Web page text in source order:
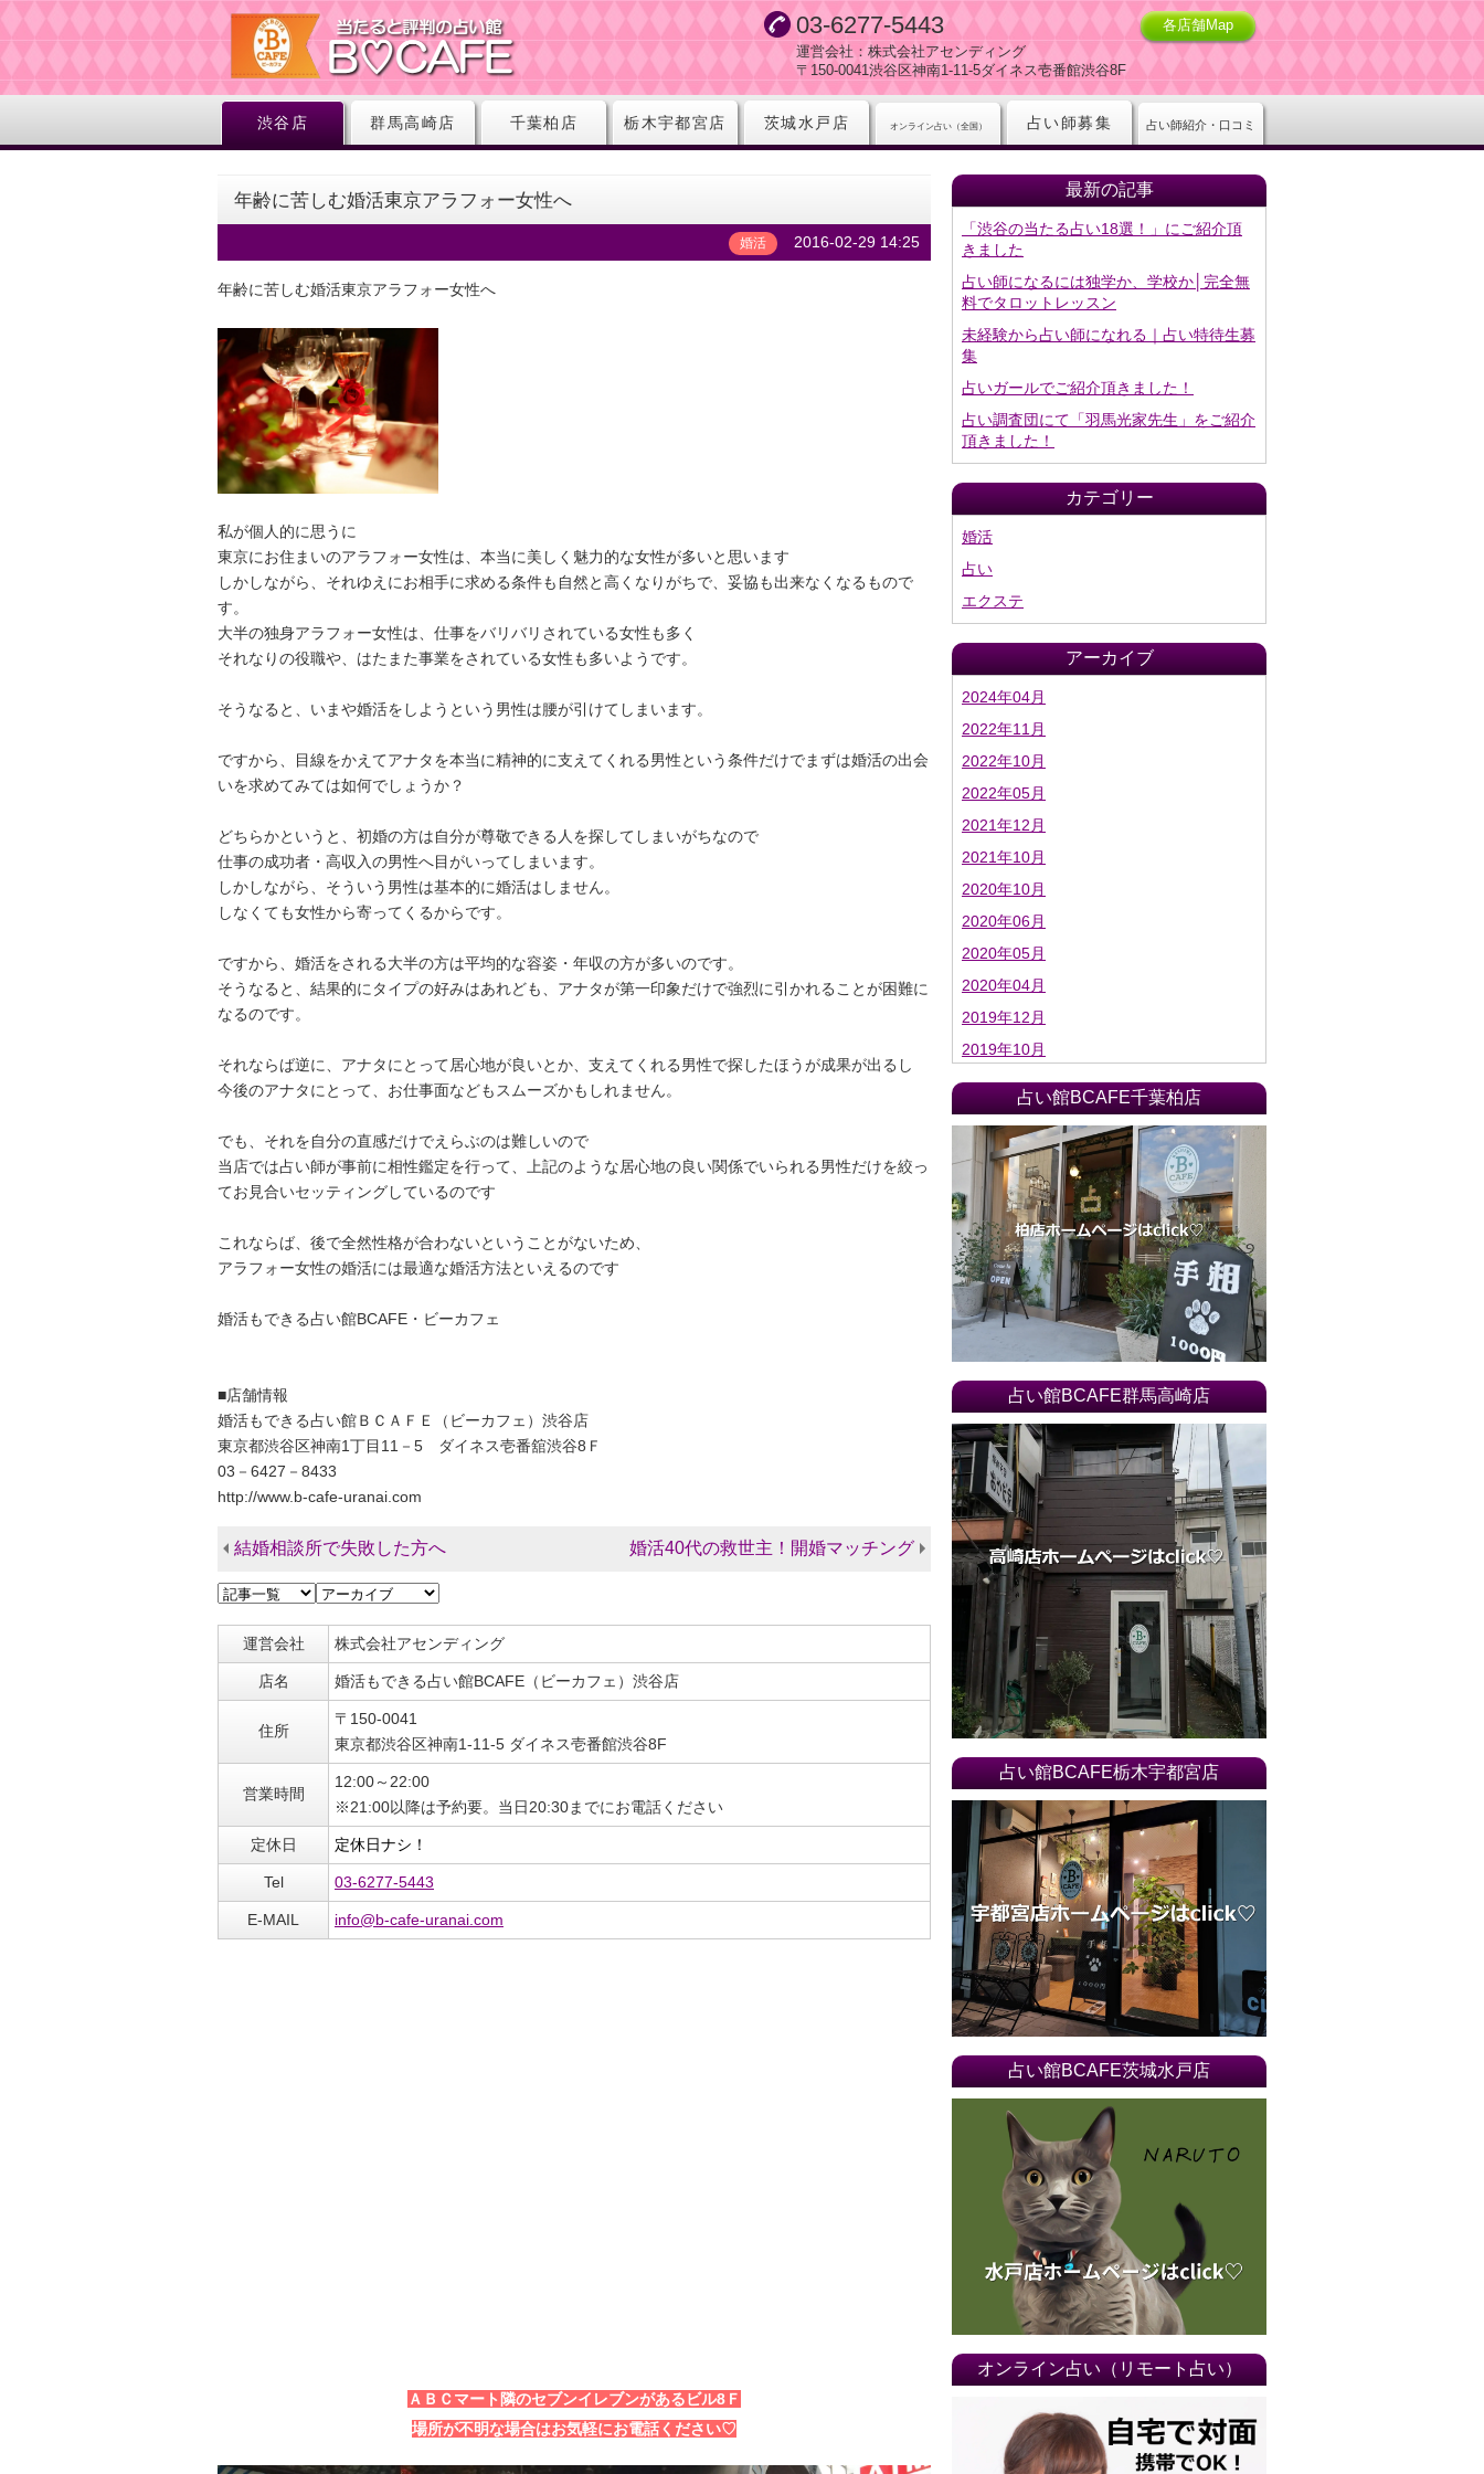
03-6277-5443
運営会社：株式会社アセンディング
〒150-0041渋谷区神南1-11-5ダイネス壱番館渋谷8F
各店舗Map
渋谷店 群馬高崎店 千葉柏店 栃木宇都宮店 茨城水戸店 オンライン占い（全国） 占い師募集 占い師紹介・口コミ
年齢に苦しむ婚活東京アラフォー女性へ
婚活 2016-02-29 14:25
年齢に苦しむ婚活東京アラフォー女性へ
私が個人的に思うに
東京にお住まいのアラフォー女性は、本当に美しく魅力的な女性が多いと思います
しかしながら、それゆえにお相手に求める条件も自然と高くなりがちで、妥協も出来なくなるもので
す。
大半の独身アラフォー女性は、仕事をバリバリされている女性も多く
それなりの役職や、はたまた事業をされている女性も多いようです。
そうなると、いまや婚活をしようという男性は腰が引けてしまいます。
ですから、目線をかえてアナタを本当に精神的に支えてくれる男性という条件だけでまずは婚活の出会
いを求めてみては如何でしょうか？
どちらかというと、初婚の方は自分が尊敬できる人を探してしまいがちなので
仕事の成功者・高収入の男性へ目がいってしまいます。
しかしながら、そういう男性は基本的に婚活はしません。
しなくても女性から寄ってくるからです。
ですから、婚活をされる大半の方は平均的な容姿・年収の方が多いのです。
そうなると、結果的にタイプの好みはあれども、アナタが第一印象だけで強烈に引かれることが困難に
なるのです。
それならば逆に、アナタにとって居心地が良いとか、支えてくれる男性で探したほうが成果が出るし
今後のアナタにとって、お仕事面などもスムーズかもしれません。
でも、それを自分の直感だけでえらぶのは難しいので
当店では占い師が事前に相性鑑定を行って、上記のような居心地の良い関係でいられる男性だけを絞っ
てお見合いセッティングしているのです
これならば、後で全然性格が合わないということがないため、
アラフォー女性の婚活には最適な婚活方法といえるのです
婚活もできる占い館BCAFE・ビーカフェ
■店舗情報
婚活もできる占い館ＢＣＡＦＥ（ビーカフェ）渋谷店
東京都渋谷区神南1丁目11－5 ダイネス壱番舘渋谷8Ｆ
03－6427－8433
http://www.b-cafe-uranai.com
結婚相談所で失敗した方へ 婚活40代の救世主！開婚マッチング
運営会社 株式会社アセンディング
店名 婚活もできる占い館BCAFE（ビーカフェ）渋谷店
住所
〒150-0041
東京都渋谷区神南1-11-5 ダイネス壱番館渋谷8F
営業時間
12:00～22:00
※21:00以降は予約要。当日20:30までにお電話ください
定休日 定休日ナシ！
Tel 03-6277-5443
E-MAIL info@b-cafe-uranai.com
ＡＢＣマート隣のセブンイレブンがあるビル8Ｆ
場所が不明な場合はお気軽にお電話ください♡
最新の記事
「渋谷の当たる占い18選！」にご紹介頂
きました
占い師になるには独学か、学校か│完全無
料でタロットレッスン
未経験から占い師になれる｜占い特待生募
集
占いガールでご紹介頂きました！
占い調査団にて「羽馬光家先生」をご紹介
頂きました！
カテゴリー
婚活
占い
エクステ
アーカイブ
2024年04月
2022年11月
2022年10月
2022年05月
2021年12月
2021年10月
2020年10月
2020年06月
2020年05月
2020年04月
2019年12月
2019年10月
2019年06月
2019年04月
2019年03月
2018年04月
2018年03月
2018年02月
2018年01月
2017年12月
2017年11月
2017年09月
2017年08月
2017年07月
2017年06月
2017年05月
2017年04月
2017年03月
2017年02月
2017年01月
2016年12月
2016年11月
2016年10月
2016年09月
2016年08月
2016年07月
2016年06月
2016年04月
2016年03月
2016年02月
2016年01月
2015年12月
2015年11月
2015年09月
2015年08月
2015年07月
2015年06月
2015年05月
占い館BCAFE千葉柏店
占い館BCAFE群馬高崎店
占い館BCAFE栃木宇都宮店
占い館BCAFE茨城水戸店
オンライン占い（リモート占い）